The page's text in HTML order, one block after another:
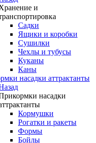
и
Садки
Ящики и коробки
Сушилки
Чехлы и тубусы
Куканы
Каны
насадки аттрактанты
насадки
Кормушки
Рогатки и ракеты
Формы
Бойлы